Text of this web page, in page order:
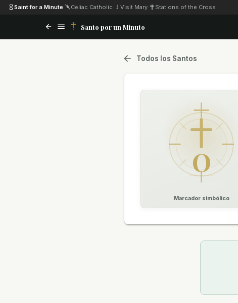
Saint for a Minute Celiac Catholic Visit Mary Stations of the Cross
Santo por un Minuto
Todos los Santos
O
Marcador simbólico